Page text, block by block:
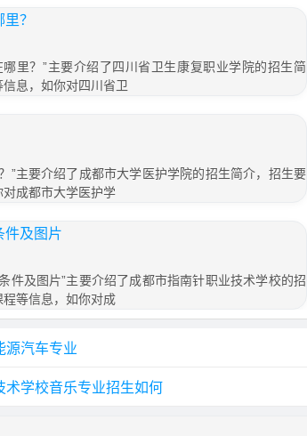
？
里？”主要介绍了四川省卫生康复职业学院的招生简
息，如你对四川省卫
”主要介绍了成都市大学医护学院的招生简介，招生要
成都市大学医护学
件及图片
件及图片”主要介绍了成都市指南针职业技术学校的招
等信息，如你对成
源汽车专业
术学校音乐专业招生如何